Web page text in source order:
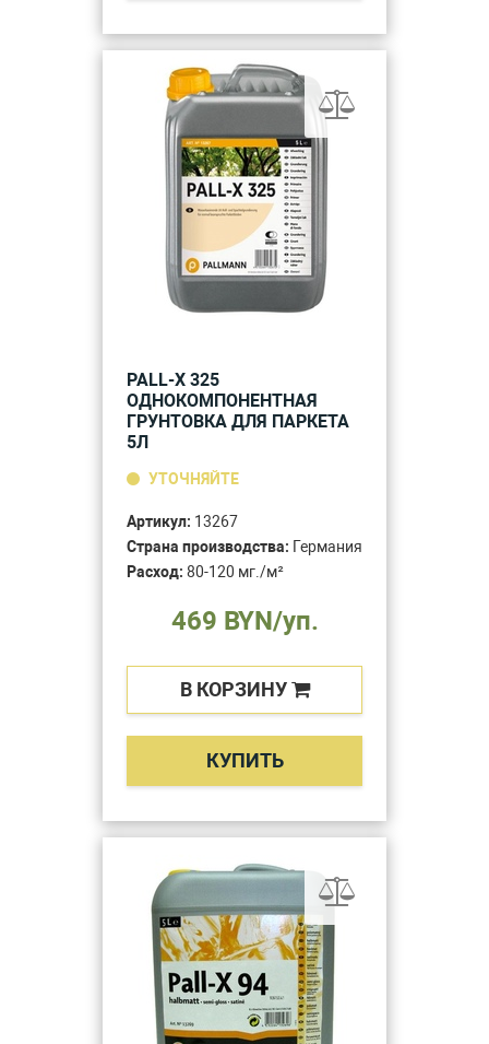
PALL-X 325
ОДНОКОМПОНЕНТНАЯ
ГРУНТОВКА ДЛЯ ПАРКЕТА
5Л
УТОЧНЯЙТЕ
Артикул: 13267
Страна производства: Германия
Расход: 80-120 мг./м²
469 BYN/уп.
В КОРЗИНУ
КУПИТЬ